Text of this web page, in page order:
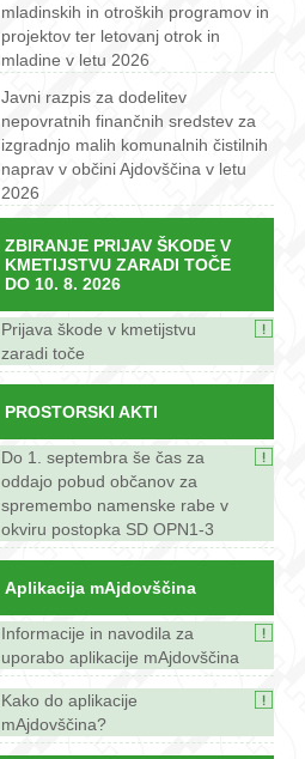
mladinskih in otroških programov in
projektov ter letovanj otrok in
mladine v letu 2026
Javni razpis za dodelitev
nepovratnih finančnih sredstev za
izgradnjo malih komunalnih čistilnih
naprav v občini Ajdovščina v letu
2026
ZBIRANJE PRIJAV ŠKODE V
KMETIJSTVU ZARADI TOČE
DO 10. 8. 2026
Prijava škode v kmetijstvu
zaradi toče
PROSTORSKI AKTI
Do 1. septembra še čas za
oddajo pobud občanov za
spremembo namenske rabe v
okviru postopka SD OPN1-3
Aplikacija mAjdovščina
Informacije in navodila za
uporabo aplikacije mAjdovščina
Kako do aplikacije
mAjdovščina?